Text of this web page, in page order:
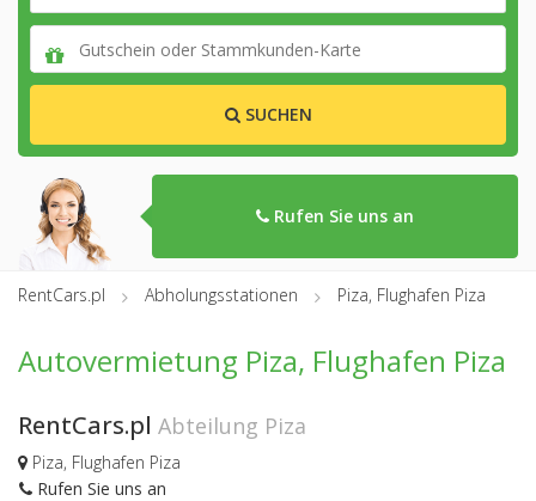
SUCHEN
Rufen Sie uns an
RentCars.pl Abholungsstationen Piza, Flughafen Piza
Autovermietung Piza, Flughafen Piza
RentCars.pl Abteilung Piza
Piza, Flughafen Piza
Rufen Sie uns an